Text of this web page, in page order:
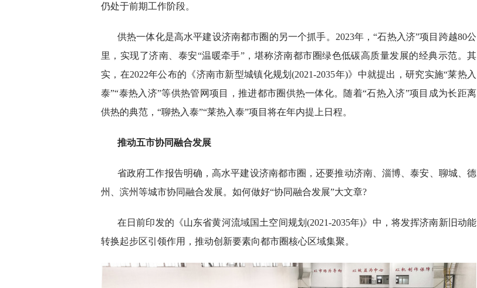
仍处于前期工作阶段。
供热一体化是高水平建设济南都市圈的另一个抓手。2023年，“石热入济”项目跨越80公
里，实现了济南、泰安“温暖牵手”，堪称济南都市圈绿色低碳高质量发展的经典示范。其
实，在2022年公布的《济南市新型城镇化规划(2021-2035年)》中就提出，研究实施“莱热入
泰”“泰热入济”等供热管网项目，推进都市圈供热一体化。随着“石热入济”项目成为长距离
供热的典范，“聊热入泰”“莱热入泰”项目将在年内提上日程。
推动五市协同融合发展
省政府工作报告明确，高水平建设济南都市圈，还要推动济南、淄博、泰安、聊城、德
州、滨州等城市协同融合发展。如何做好“协同融合发展”大文章?
在日前印发的《山东省黄河流域国土空间规划(2021-2035年)》中，将发挥济南新旧动能
转换起步区引领作用，推动创新要素向都市圈核心区域集聚。